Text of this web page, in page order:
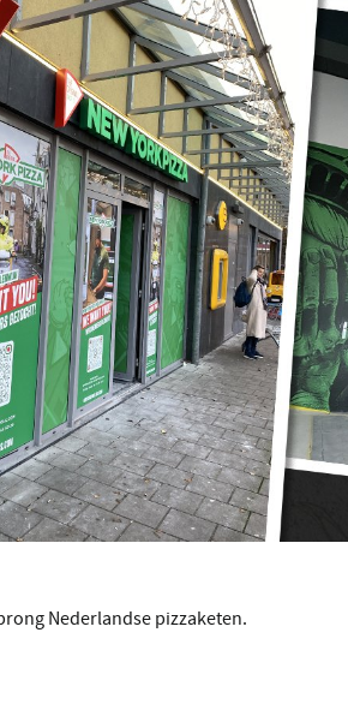
Nederlandse pizzaketen.